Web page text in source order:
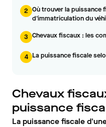
2 Où trouver la puissance
d'immatriculation du
3 Chevaux fiscaux : les
4 La puissance fiscale
Chevaux
puissance
La puissance fiscale